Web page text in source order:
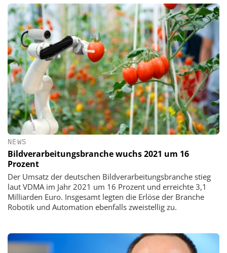
NEWS
Bildverarbeitungsbranche wuchs 2021 um 16
Prozent
Der Umsatz der deutschen Bildverarbeitungsbranche stieg
laut VDMA im Jahr 2021 um 16 Prozent und erreichte 3,1
Milliarden Euro. Insgesamt legten die Erlöse der Branche
Robotik und Automation ebenfalls zweistellig zu.